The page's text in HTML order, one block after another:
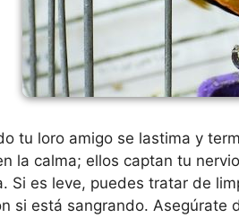
tu loro amigo se lastima y
la calma; ellos captan tu
Si es leve, puedes tratar de
si está sangrando. Asegúrate